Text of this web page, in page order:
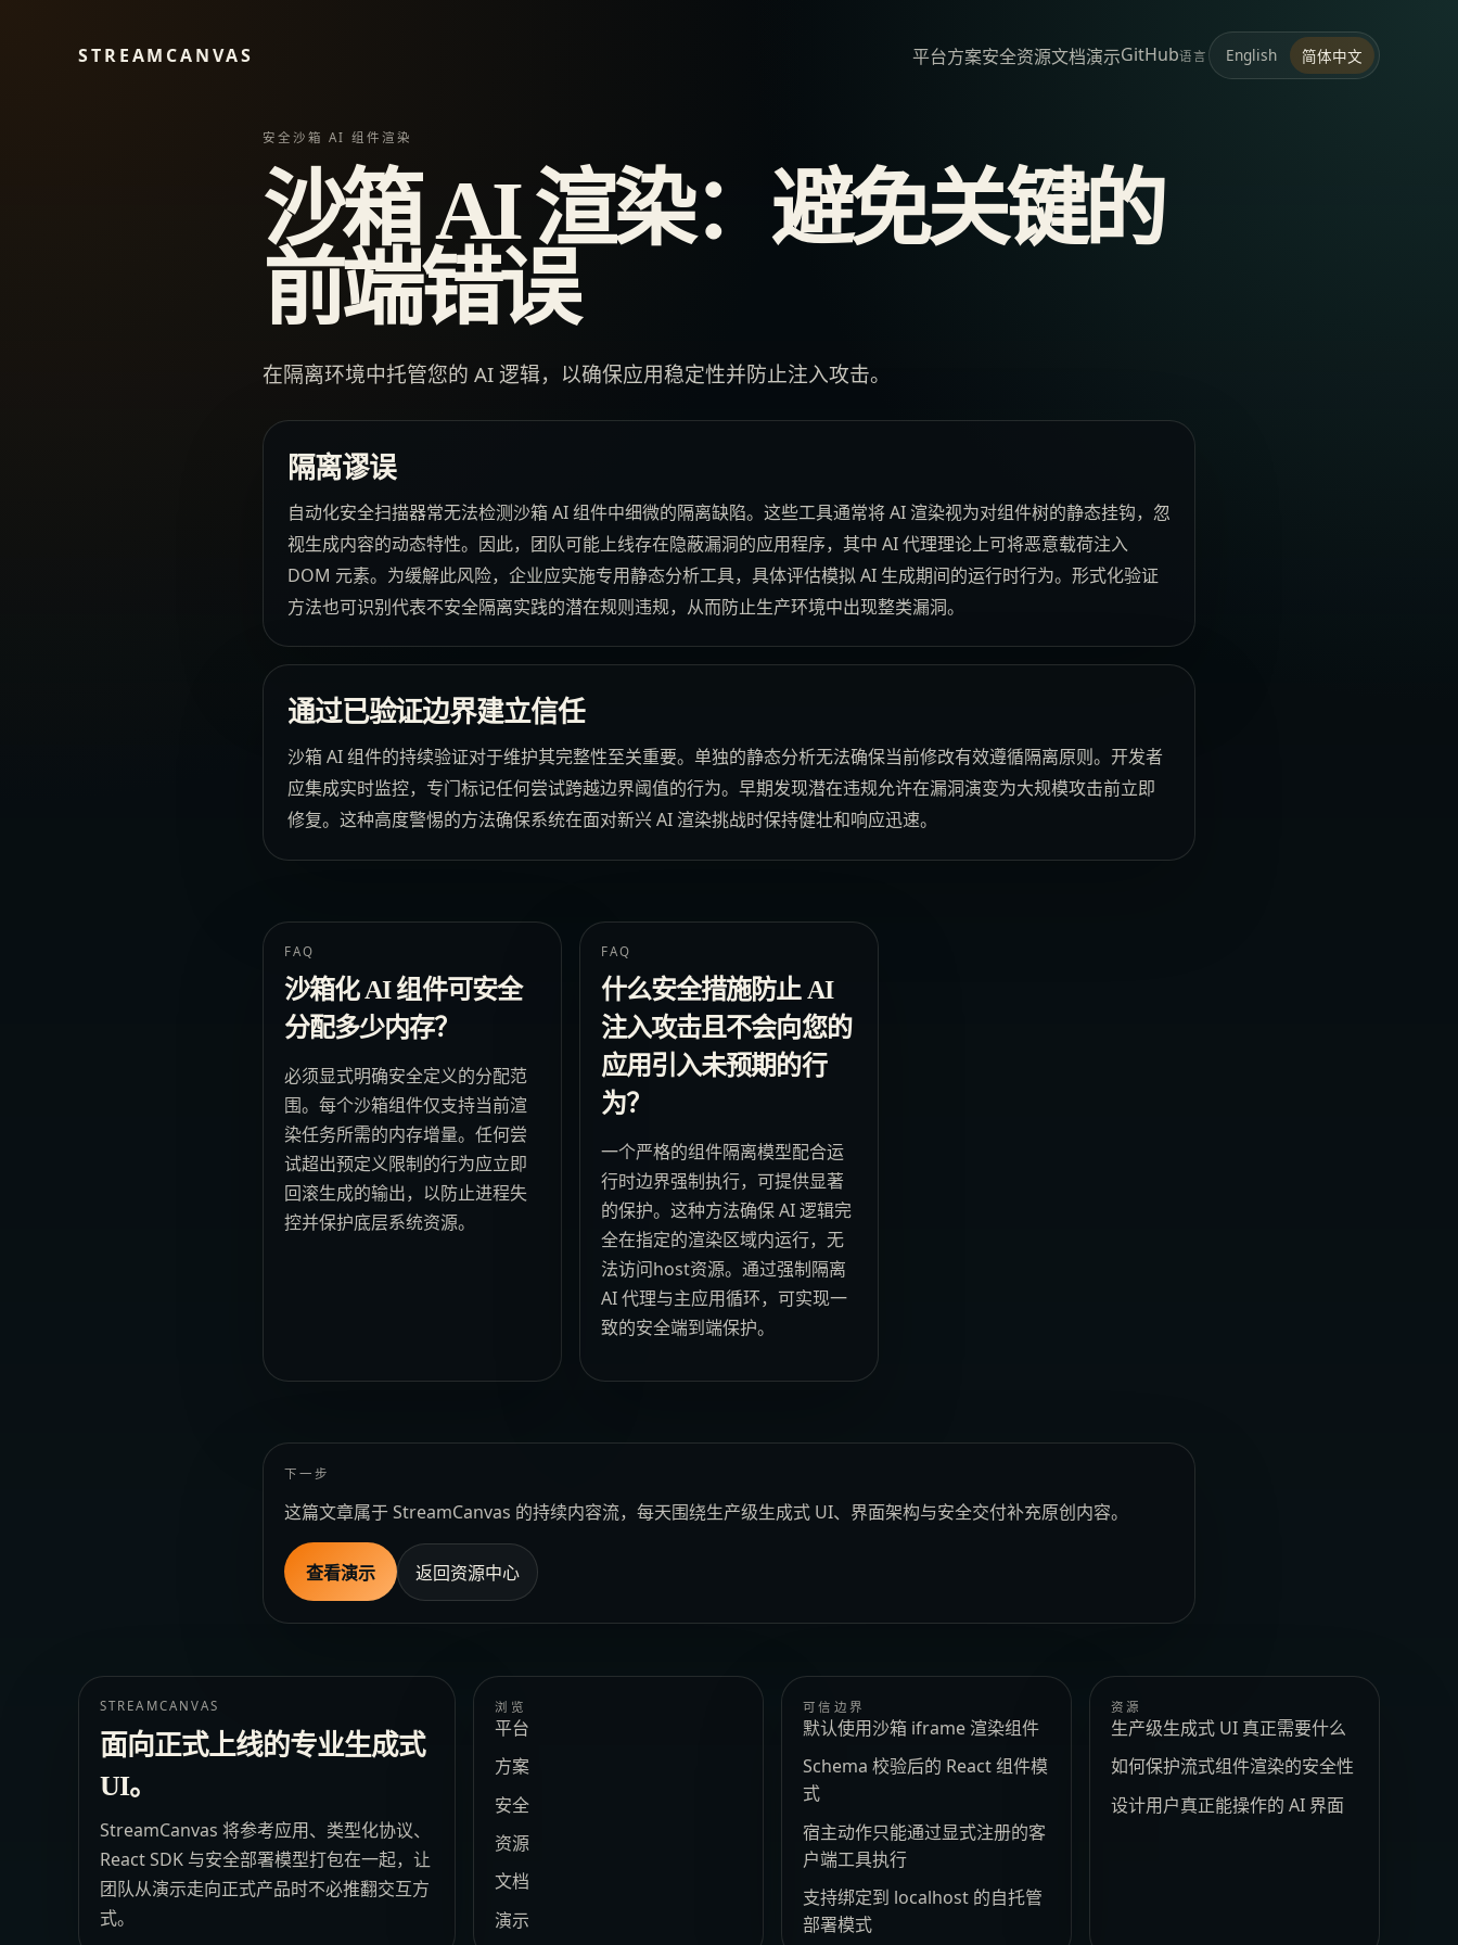
STREAMCANVAS 平台方案安全资源文档演示GitHub语言 English 简体中文
安全沙箱 AI 组件渲染
沙箱 AI 渲染：避免关键的
前端错误
在隔离环境中托管您的 AI 逻辑，以确保应用稳定性并防止注入攻击。
隔离谬误
自动化安全扫描器常无法检测沙箱 AI 组件中细微的隔离缺陷。这些工具通常将 AI 渲染视为对组件树的静态挂钩，忽
视生成内容的动态特性。因此，团队可能上线存在隐蔽漏洞的应用程序，其中 AI 代理理论上可将恶意载荷注入
DOM 元素。为缓解此风险，企业应实施专用静态分析工具，具体评估模拟 AI 生成期间的运行时行为。形式化验证
方法也可识别代表不安全隔离实践的潜在规则违规，从而防止生产环境中出现整类漏洞。
通过已验证边界建立信任
沙箱 AI 组件的持续验证对于维护其完整性至关重要。单独的静态分析无法确保当前修改有效遵循隔离原则。开发者
应集成实时监控，专门标记任何尝试跨越边界阈值的行为。早期发现潜在违规允许在漏洞演变为大规模攻击前立即
修复。这种高度警惕的方法确保系统在面对新兴 AI 渲染挑战时保持健壮和响应迅速。
FAQ
沙箱化 AI 组件可安全
分配多少内存？
必须显式明确安全定义的分配范
围。每个沙箱组件仅支持当前渲
染任务所需的内存增量。任何尝
试超出预定义限制的行为应立即
回滚生成的输出，以防止进程失
控并保护底层系统资源。
FAQ
什么安全措施防止 AI
注入攻击且不会向您的
应用引入未预期的行
为？
一个严格的组件隔离模型配合运
行时边界强制执行，可提供显著
的保护。这种方法确保 AI 逻辑完
全在指定的渲染区域内运行，无
法访问host资源。通过强制隔离
AI 代理与主应用循环，可实现一
致的安全端到端保护。
下一步
这篇文章属于 StreamCanvas 的持续内容流，每天围绕生产级生成式 UI、界面架构与安全交付补充原创内容。
查看演示 返回资源中心
STREAMCANVAS
面向正式上线的专业生成式
UI。
StreamCanvas 将参考应用、类型化协议、
React SDK 与安全部署模型打包在一起，让
团队从演示走向正式产品时不必推翻交互方
式。
浏览
平台
方案
安全
资源
文档
演示
可信边界
默认使用沙箱 iframe 渲染组件
Schema 校验后的 React 组件模
式
宿主动作只能通过显式注册的客
户端工具执行
支持绑定到 localhost 的自托管
部署模式
资源
生产级生成式 UI 真正需要什么
如何保护流式组件渲染的安全性
设计用户真正能操作的 AI 界面